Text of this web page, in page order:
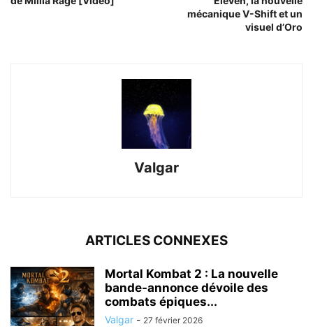
mécanique V-Shift et un
visuel d’Oro
Valgar
ARTICLES CONNEXES
Mortal Kombat 2 : La nouvelle
bande-annonce dévoile des
combats épiques...
Valgar - 27 février 2026